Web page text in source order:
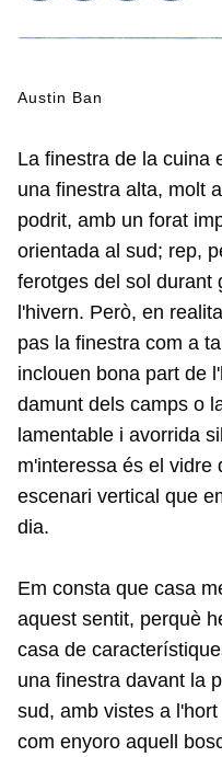
Austin Ban
La finestra de la cuina
una finestra alta, molt
podrit, amb un forat
orientada al sud; rep,
ferotges del sol durant
l'hivern. Però, en
pas la finestra com a
inclouen bona part de
damunt dels camps o
lamentable i avorrida
m'interessa és el vidre
escenari vertical que
dia.
Em consta que casa
aquest sentit, perquè
casa de
una finestra davant la
sud, amb vistes a
com enyoro aquell